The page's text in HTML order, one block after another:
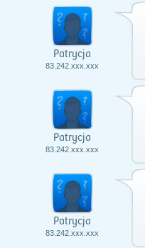
Patrycja
83.242.xxx.xxx
Patrycja
83.242.xxx.xxx
Patrycja
83.242.xxx.xxx